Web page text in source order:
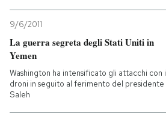
AREA PERSONALE
9/6/2011
La guerra segreta degli Stati Uniti in
Yemen
Washington ha intensificato gli attacchi con i
droni in seguito al ferimento del presidente
Saleh